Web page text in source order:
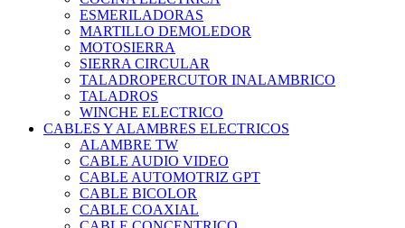
ESMERILADORAS
MARTILLO DEMOLEDOR
MOTOSIERRA
SIERRA CIRCULAR
TALADROPERCUTOR INALAMBRICO
TALADROS
WINCHE ELECTRICO
CABLES Y ALAMBRES ELECTRICOS
ALAMBRE TW
CABLE AUDIO VIDEO
CABLE AUTOMOTRIZ GPT
CABLE BICOLOR
CABLE COAXIAL